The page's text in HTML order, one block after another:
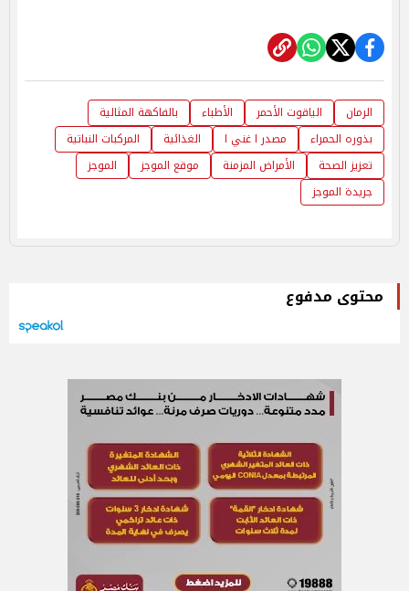
الرمان الياقوت الأحمر الأطباء
بالفاكهة المثالية
بذوره الحمراء
مصدر ا غني ا الغذائية
المركبات النباتية
تعزيز الصحة
الأمراض المزمنة موقع الموجز
الموجز
جريدة الموجز
محتوى مدفوع